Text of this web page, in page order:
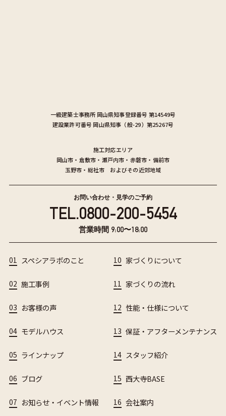
一級建築士事務所 岡山県知事登録番号 第14549号
建設業許可番号 岡山県知事（般-29）第25267号
施工対応エリア
岡山市 ・ 倉敷市 ・ 瀬戸内市 ・ 赤磐市 ・ 備前市
玉野市 ・ 総社市 およびその近郊地域
お問い合わせ・見学のご予約
TEL.0800-200-5454
営業時間 9:00〜18:00
01 スペシアラボのこと
02 施工事例
03 お客様の声
04 モデルハウス
05 ラインナップ
06 ブログ
07 お知らせ・イベント情報
10 家づくりについて
11 家づくりの流れ
12 性能・仕様について
13 保証・アフターメンテナンス
14 スタッフ紹介
15 西大寺BASE
16 会社案内